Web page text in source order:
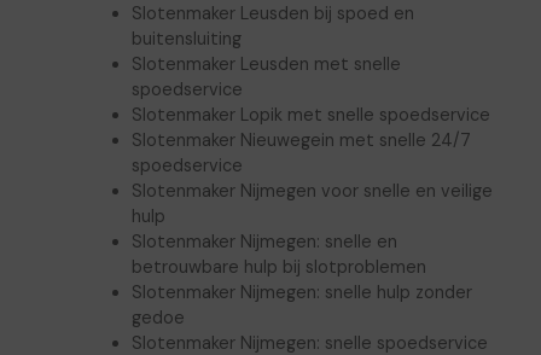
Slotenmaker Leusden bij spoed en
buitensluiting
Slotenmaker Leusden met snelle
spoedservice
Slotenmaker Lopik met snelle spoedservice
Slotenmaker Nieuwegein met snelle 24/7
spoedservice
Slotenmaker Nijmegen voor snelle en veilige
hulp
Slotenmaker Nijmegen: snelle en
betrouwbare hulp bij slotproblemen
Slotenmaker Nijmegen: snelle hulp zonder
gedoe
Slotenmaker Nijmegen: snelle spoedservice